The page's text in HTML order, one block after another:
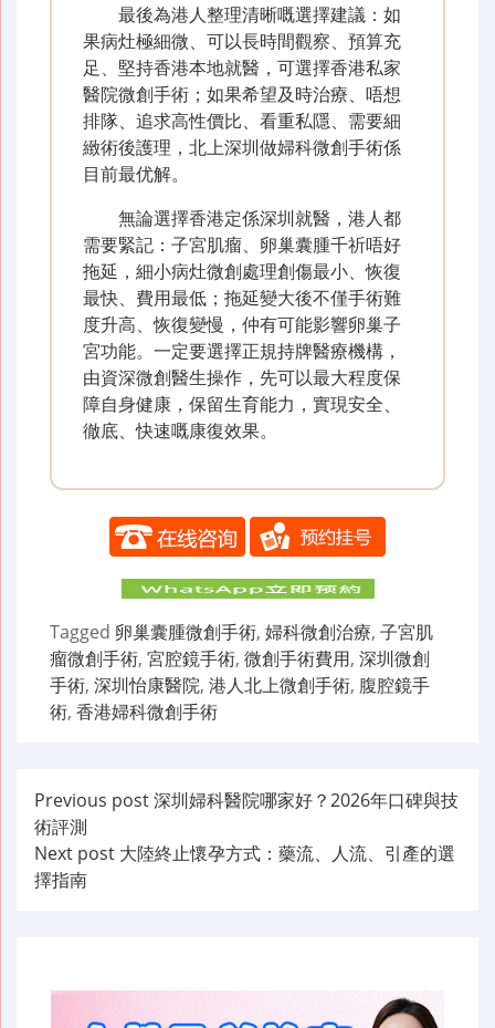
最後為港人整理清晰嘅選擇建議：如
果病灶極細微、可以長時間觀察、預算充
足、堅持香港本地就醫，可選擇香港私家
醫院微創手術；如果希望及時治療、唔想
排隊、追求高性價比、看重私隱、需要細
緻術後護理，北上深圳做婦科微創手術係
目前最优解。
無論選擇香港定係深圳就醫，港人都
需要緊記：子宮肌瘤、卵巢囊腫千祈唔好
拖延，細小病灶微創處理創傷最小、恢復
最快、費用最低；拖延變大後不僅手術難
度升高、恢復變慢，仲有可能影響卵巢子
宮功能。一定要選擇正規持牌醫療機構，
由資深微創醫生操作，先可以最大程度保
障自身健康，保留生育能力，實現安全、
徹底、快速嘅康復效果。
Tagged 卵巢囊腫微創手術, 婦科微創治療, 子宮肌
瘤微創手術, 宮腔鏡手術, 微創手術費用, 深圳微創
手術, 深圳怡康醫院, 港人北上微創手術, 腹腔鏡手
術, 香港婦科微創手術
文
章
导
Previous post深圳婦科醫院哪家好？2026年口碑與技
術評測
Next post 大陸終止懷孕方式：藥流、人流、引產的選
擇指南